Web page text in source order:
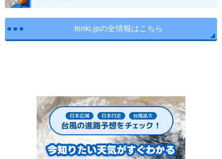
tenki.jpの全情報はこちら